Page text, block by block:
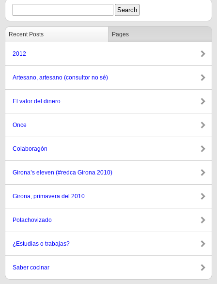
Recent Posts Pages
2012
Artesano, artesano (consultor no sé)
El valor del dinero
Once
Colaboragón
Girona’s eleven (#redca Girona 2010)
Girona, primavera del 2010
Potachovizado
¿Estudias o trabajas?
Saber cocinar